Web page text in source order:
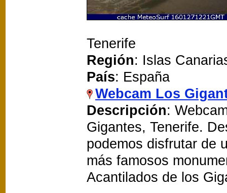
Tenerife
Región: Islas
País: España
Webcam Los
Descripción:
Gigantes, Tenerife.
podemos disfrutar de
más famosos
Acantilados de los